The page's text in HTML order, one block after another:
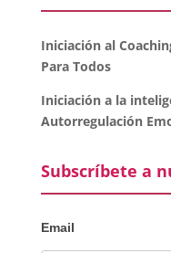
Iniciación al
Para Todos
Iniciación a la
Autorregulación
Subscríbete a
Email